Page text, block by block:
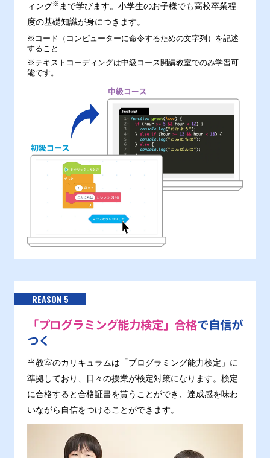
ィング※ まで学びます。小学生のお子様でも高校卒業程
度の基礎知識が身につきます。
※コード（コンピューターに命令するための文字列）を記述
すること
※テキストコーディングは中級コース開講教室でのみ学習可
能です。
REASON 5
「プログラミング能力検定」合格で自信が
つく
当教室のカリキュラムは「プログラミング能力検定」に
準拠しており、日々の授業が検定対策になります。検定
に合格すると合格証書を貰うことができ、達成感を味わ
いながら自信をつけることができます。